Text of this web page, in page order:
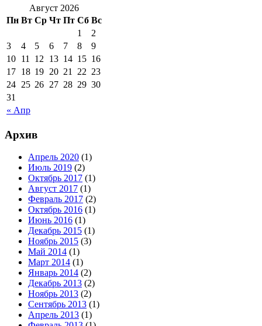
Август 2026
Пн Вт Ср Чт Пт Сб Вс
« Апр
1
2
3
4 5 6 7 8
9
10 11 12 13 14 15 16
17 18 19 20 21 22 23
24 25 26 27 28 29 30
31
Архив
Апрель 2020 (1)
Июль 2019 (2)
Октябрь 2017 (1)
Август 2017 (1)
Февраль 2017 (2)
Октябрь 2016 (1)
Июнь 2016 (1)
Декабрь 2015 (1)
Ноябрь 2015 (3)
Май 2014 (1)
Март 2014 (1)
Январь 2014 (2)
Декабрь 2013 (2)
Ноябрь 2013 (2)
Сентябрь 2013 (1)
Апрель 2013 (1)